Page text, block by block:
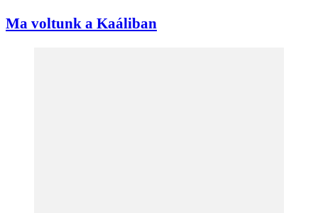
Ma voltunk a Kaáliban